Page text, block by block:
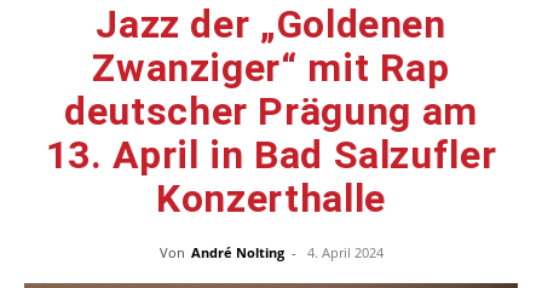
Jazz der „Goldenen
Zwanziger“ mit Rap
deutscher Prägung am
13. April in Bad Salzufler
Konzerthalle
Von André Nolting - 4. April 2024